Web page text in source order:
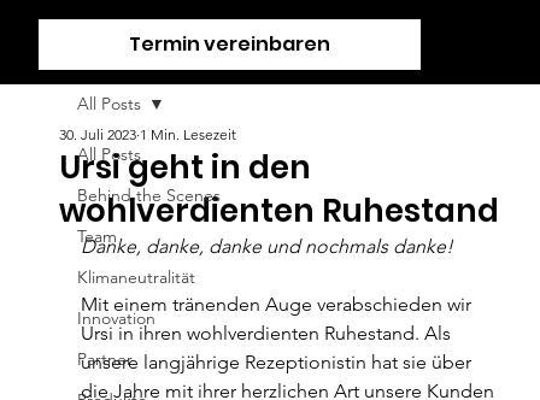
Termin vereinbaren
All Posts
Behind the Scenes
Team
Klimaneutralität
Innovation
Partner
All Posts
Ursi geht in den
wohlverdienten Ruhestand
30. Juli 2023 1 Min. Lesezeit
Danke, danke, danke und nochmals danke!
Mit einem tränenden Auge verabschieden wir
Ursi in ihren wohlverdienten Ruhestand. Als
unsere langjährige Rezeptionistin hat sie über
die Jahre mit ihrer herzlichen Art unsere Kunden